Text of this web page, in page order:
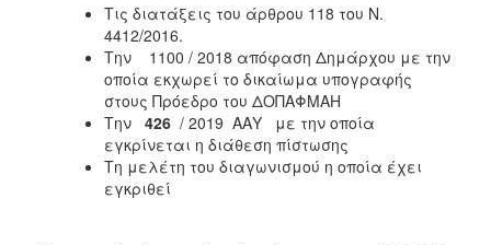
Τις διατάξεις του άρθρου 118 του Ν.
4412/2016.
Την 1100 / 2018 απόφαση Δημάρχου με την
οποία εκχωρεί το δικαίωμα υπογραφής
στους Πρόεδρο του ΔΟΠΑΦΜΑΗ
Την 426 / 2019 ΑΑΥ με την οποία
εγκρίνεται η διάθεση πίστωσης
Τη μελέτη του διαγωνισμού η οποία έχει
εγκριθεί